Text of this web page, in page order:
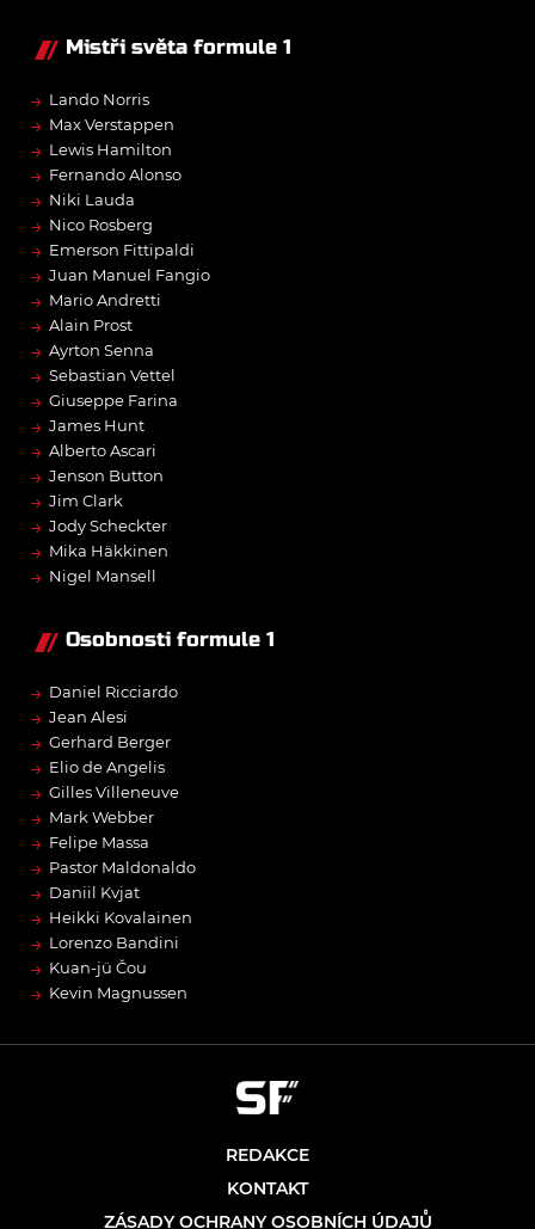
Mistři světa formule 1
→ Lando Norris
→ Max Verstappen
→ Lewis Hamilton
→ Fernando Alonso
→ Niki Lauda
→ Nico Rosberg
→ Emerson Fittipaldi
→ Juan Manuel Fangio
→ Mario Andretti
→ Alain Prost
→ Ayrton Senna
→ Sebastian Vettel
→ Giuseppe Farina
→ James Hunt
→ Alberto Ascari
→ Jenson Button
→ Jim Clark
→ Jody Scheckter
→ Mika Häkkinen
→ Nigel Mansell
Osobnosti formule 1
→ Daniel Ricciardo
→ Jean Alesi
→ Gerhard Berger
→ Elio de Angelis
→ Gilles Villeneuve
→ Mark Webber
→ Felipe Massa
→ Pastor Maldonaldo
→ Daniil Kvjat
→ Heikki Kovalainen
→ Lorenzo Bandini
→ Kuan-jü Čou
→ Kevin Magnussen
REDAKCE
KONTAKT
ZÁSADY OCHRANY OSOBNÍCH ÚDAJŮ